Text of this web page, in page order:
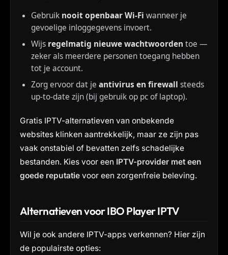
Gebruik nooit openbaar Wi-Fi wanneer je
gevoelige inloggegevens invoert.
Wijs regelmatig nieuwe wachtwoorden toe —
zeker als meerdere personen toegang hebben
tot je account.
Zorg ervoor dat je antivirus en firewall steeds
up-to-date zijn (bij gebruik op pc of laptop).
Gratis IPTV-alternatieven van onbekende
websites klinken aantrekkelijk, maar ze zijn pas
vaak onstabiel of bevatten zelfs schadelijke
bestanden. Kies voor een IPTV-provider met een
goede reputatie voor een zorgenfreie beleving.
Alternatieven voor IBO Player IPTV
Wil je ook andere IPTV-apps verkennen? Hier zijn
de populairste opties: